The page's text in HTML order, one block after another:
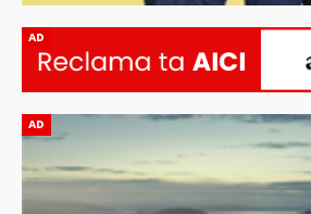
AD
AD